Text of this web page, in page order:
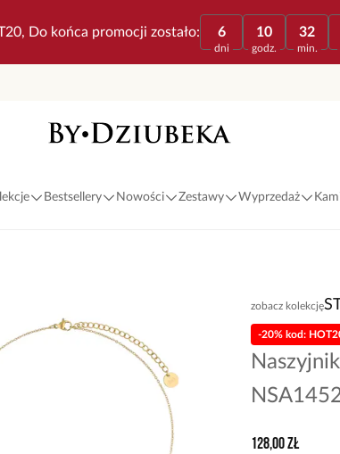
Do końca promocji zostało: 6
dni
10
godz.
32
min.
Bestsellery Nowości Zestawy Wyprzedaż
zobacz kolekcję
-20% kod:
128,00 zł